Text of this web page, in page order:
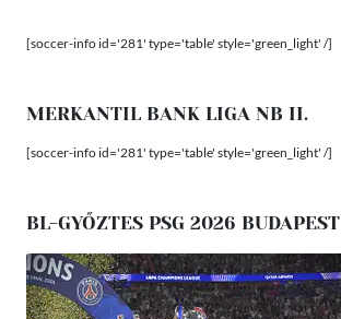
[soccer-info id='281' type='table' style='green_light' /]
MERKANTIL BANK LIGA NB II.
[soccer-info id='281' type='table' style='green_light' /]
BL-GYŐZTES PSG 2026 BUDAPEST